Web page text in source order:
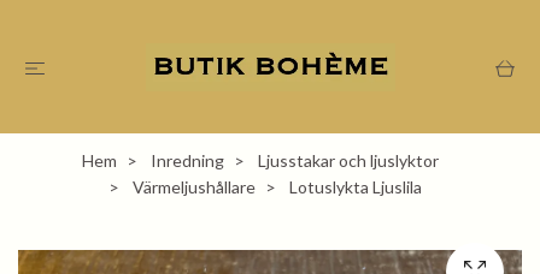
Hem Inredning
Ljusstakar och ljuslyktor
Värmeljushållare
Lotuslykta Ljuslila